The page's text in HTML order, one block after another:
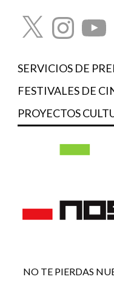
X InstagramYouTube
SERVICIOS DE
FESTIVALES DE
PROYECTOS
NO TE PIERDAS